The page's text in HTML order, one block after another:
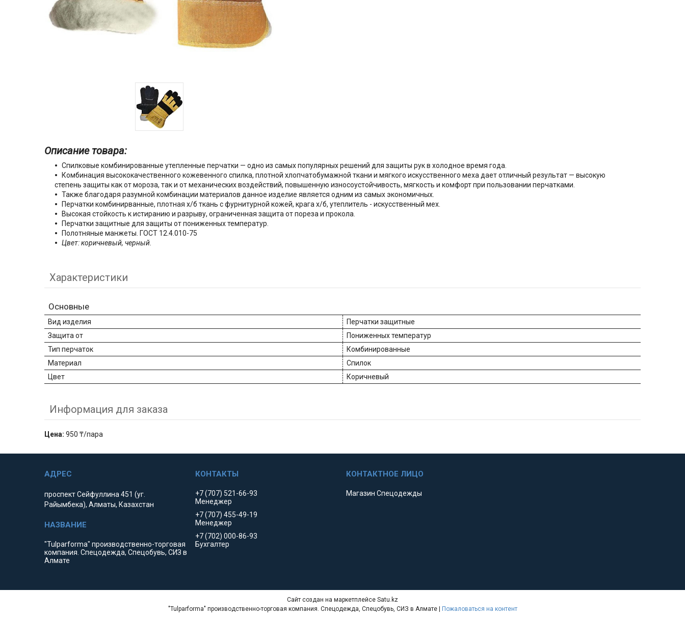
Описание товара:
Спилковые комбинированные утепленные перчатки — одно из самых популярных решений для защиты рук в холодное время года.
Комбинация высококачественного кожевенного спилка, плотной хлопчатобумажной ткани и мягкого искусственного меха дает отличный результат — высокую
степень защиты как от мороза, так и от механических воздействий, повышенную износоустойчивость, мягкость и комфорт при пользовании перчатками.
Также благодаря разумной комбинации материалов данное изделие является одним из самых экономичных.
Перчатки комбинирванные, плотная х/б ткань с фурнитурной кожей, крага х/б, утеплитель - искусственный мех.
Высокая стойкость к истиранию и разрыву, ограниченная защита от пореза и прокола.
Перчатки защитные для защиты от пониженных температур.
Полотняные манжеты. ГОСТ 12.4.010-75
Цвет: коричневый, черный.
Характеристики
Основные
Вид изделия
Перчатки защитные
Защита от
Пониженных температур
Тип перчаток
Комбинированные
Материал
Спилок
Цвет
Коричневый
Информация для заказа
Цена: 950 ₸/пара
проспект Сейфуллина 451 (уг.
Райымбека), Алматы, Казахстан
"Tulparforma" производственно-торговая
компания. Спецодежда, Спецобувь, СИЗ в
Алмате
+7 (707) 521-66-93
Менеджер
+7 (707) 455-49-19
Менеджер
+7 (702) 000-86-93
Бухгалтер
Магазин Спецодежды
Сайт создан на маркетплейсе Satu.kz
Пожаловаться на контент